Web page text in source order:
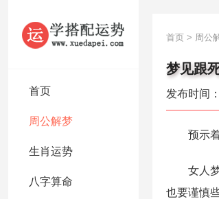
首页
周公解梦
生肖运势
八字算命
首页 > 周公
梦见跟
发布时间
预示着
女人梦
也要谨慎